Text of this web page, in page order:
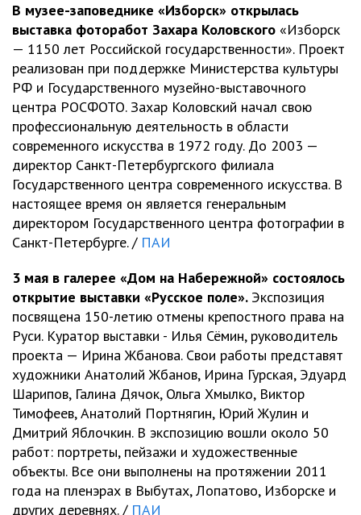
В музее-заповеднике «Изборск» открылась
выставка фоторабот Захара Коловского «Изборск
— 1150 лет Российской государственности». Проект
реализован при поддержке Министерства культуры
РФ и Государственного музейно-выставочного
центра РОСФОТО. Захар Коловский начал свою
профессиональную деятельность в области
современного искусства в 1972 году. До 2003 —
директор Санкт-Петербургского филиала
Государственного центра современного искусства. В
настоящее время он является генеральным
директором Государственного центра фотографии в
Санкт-Петербурге. / ПАИ
3 мая в галерее «Дом на Набережной» состоялось
открытие выставки «Русское поле». Экспозиция
посвящена 150-летию отмены крепостного права на
Руси. Куратор выставки - Илья Сёмин, руководитель
проекта — Ирина Жбанова. Свои работы представят
художники Анатолий Жбанов, Ирина Гурская, Эдуард
Шарипов, Галина Дячок, Ольга Хмылко, Виктор
Тимофеев, Анатолий Портнягин, Юрий Жулин и
Дмитрий Яблочкин. В экспозицию вошли около 50
работ: портреты, пейзажи и художественные
объекты. Все они выполнены на протяжении 2011
года на пленэрах в Выбутах, Лопатово, Изборске и
других деревнях. / ПАИ